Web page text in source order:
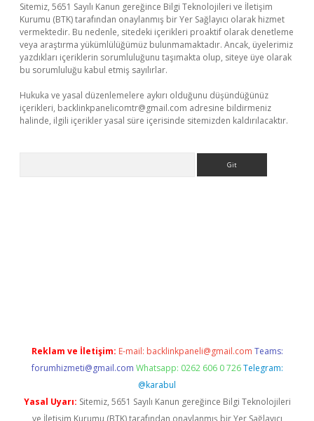
Sitemiz, 5651 Sayılı Kanun gereğince Bilgi Teknolojileri ve İletişim
Kurumu (BTK) tarafından onaylanmış bir Yer Sağlayıcı olarak hizmet
vermektedir. Bu nedenle, sitedeki içerikleri proaktif olarak denetleme
veya araştırma yükümlülüğümüz bulunmamaktadır. Ancak, üyelerimiz
yazdıkları içeriklerin sorumluluğunu taşımakta olup, siteye üye olarak
bu sorumluluğu kabul etmiş sayılırlar.
Hukuka ve yasal düzenlemelere aykırı olduğunu düşündüğünüz
içerikleri, backlinkpanelicomtr@gmail.com adresine bildirmeniz
halinde, ilgili içerikler yasal süre içerisinde sitemizden kaldırılacaktır.
Reklam ve İletişim: E-mail: backlinkpaneli@gmail.com Teams:
forumhizmeti@gmail.com Whatsapp: 0262 606 0 726 Telegram:
@karabul
Yasal Uyarı: Sitemiz, 5651 Sayılı Kanun gereğince Bilgi Teknolojileri
ve İletişim Kurumu (BTK) tarafından onaylanmış bir Yer Sağlayıcı